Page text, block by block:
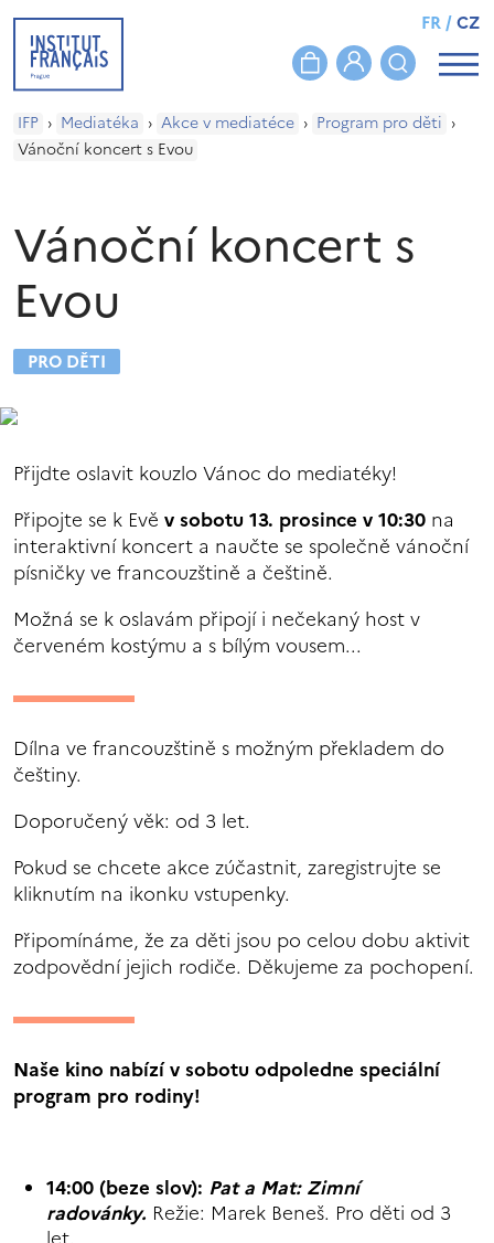
FR/CZ
IFP › Mediatéka › Akce v mediatéce › Program pro děti ›
Vánoční koncert s Evou
Vánoční koncert s
Evou
PRO DĚTI
Přijdte oslavit kouzlo Vánoc do mediatéky!
Připojte se k Evě v sobotu 13. prosince v 10:30 na
interaktivní koncert a naučte se společně vánoční
písničky ve francouzštině a češtině.
Možná se k oslavám připojí i nečekaný host v
červeném kostýmu a s bílým vousem...
Dílna ve francouzštině s možným překladem do
češtiny.
Doporučený věk: od 3 let.
Pokud se chcete akce zúčastnit, zaregistrujte se
kliknutím na ikonku vstupenky.
Připomínáme, že za děti jsou po celou dobu aktivit
zodpovědní jejich rodiče. Děkujeme za pochopení.
Naše kino nabízí v sobotu odpoledne speciální
program pro rodiny!
14:00 (beze slov): Pat a Mat: Zimní
radovánky. Režie: Marek Beneš. Pro děti od 3